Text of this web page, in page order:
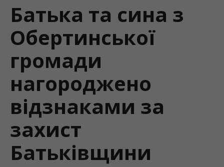
Батька та сина з
Обертинської
громади
нагороджено
відзнаками за
захист
Батьківщини